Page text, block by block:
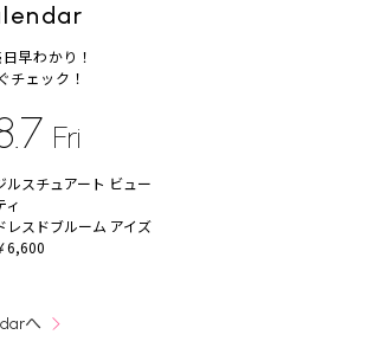
早わかり！
チェック！
Fri
ルスチュアート ビュー
ィ
レスドブルーム アイズ
6,600
へ